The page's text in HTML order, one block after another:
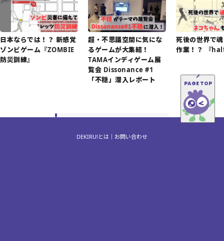
日本ならでは！？ 新感覚
ゾンビゲーム『ZOMBIE
防災訓練』
超・不思議空間に気にな
るゲームが大集結！
TAMAインディゲーム展
覧会 Dissonance #1
「不穏」潜入レポート
死後の世界で
作業！？ 『
PAGE TOP
DEKIRU!とは お問い合わせ